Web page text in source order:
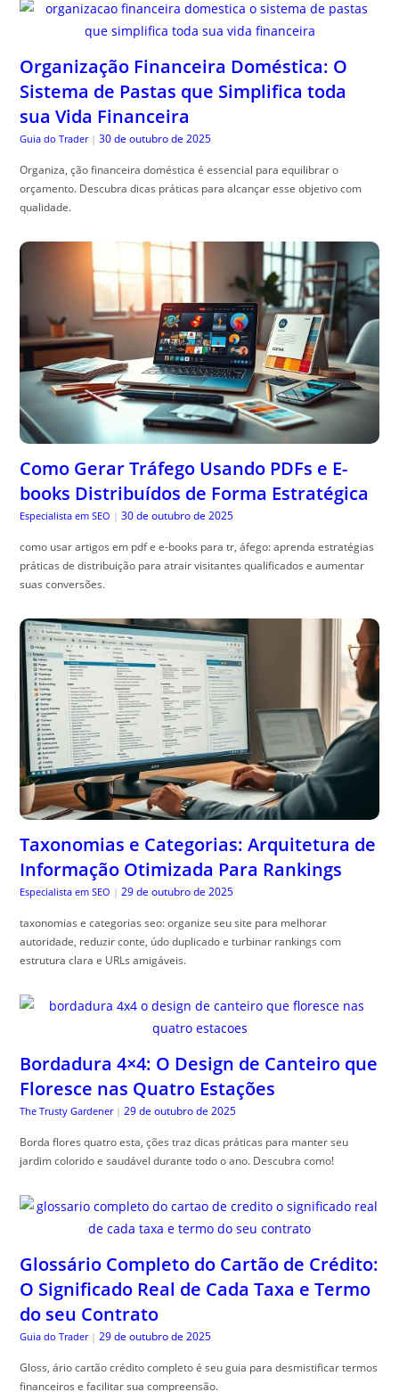
Organização Financeira Doméstica: O
Sistema de Pastas que Simplifica toda
sua Vida Financeira
Guia do Trader | 30 de outubro de 2025
Organiza, ção financeira doméstica é essencial para equilibrar o
orçamento. Descubra dicas práticas para alcançar esse objetivo com
qualidade.
Como Gerar Tráfego Usando PDFs e E-
books Distribuídos de Forma Estratégica
Especialista em SEO | 30 de outubro de 2025
como usar artigos em pdf e e-books para tr, áfego: aprenda estratégias
práticas de distribuição para atrair visitantes qualificados e aumentar
suas conversões.
Taxonomias e Categorias: Arquitetura de
Informação Otimizada Para Rankings
Especialista em SEO | 29 de outubro de 2025
taxonomias e categorias seo: organize seu site para melhorar
autoridade, reduzir conte, údo duplicado e turbinar rankings com
estrutura clara e URLs amigáveis.
Bordadura 4×4: O Design de Canteiro que
Floresce nas Quatro Estações
The Trusty Gardener | 29 de outubro de 2025
Borda flores quatro esta, ções traz dicas práticas para manter seu
jardim colorido e saudável durante todo o ano. Descubra como!
Glossário Completo do Cartão de Crédito:
O Significado Real de Cada Taxa e Termo
do seu Contrato
Guia do Trader | 29 de outubro de 2025
Gloss, ário cartão crédito completo é seu guia para desmistificar termos
financeiros e facilitar sua compreensão.